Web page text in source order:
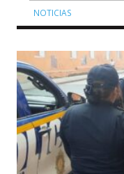
NOTICIAS